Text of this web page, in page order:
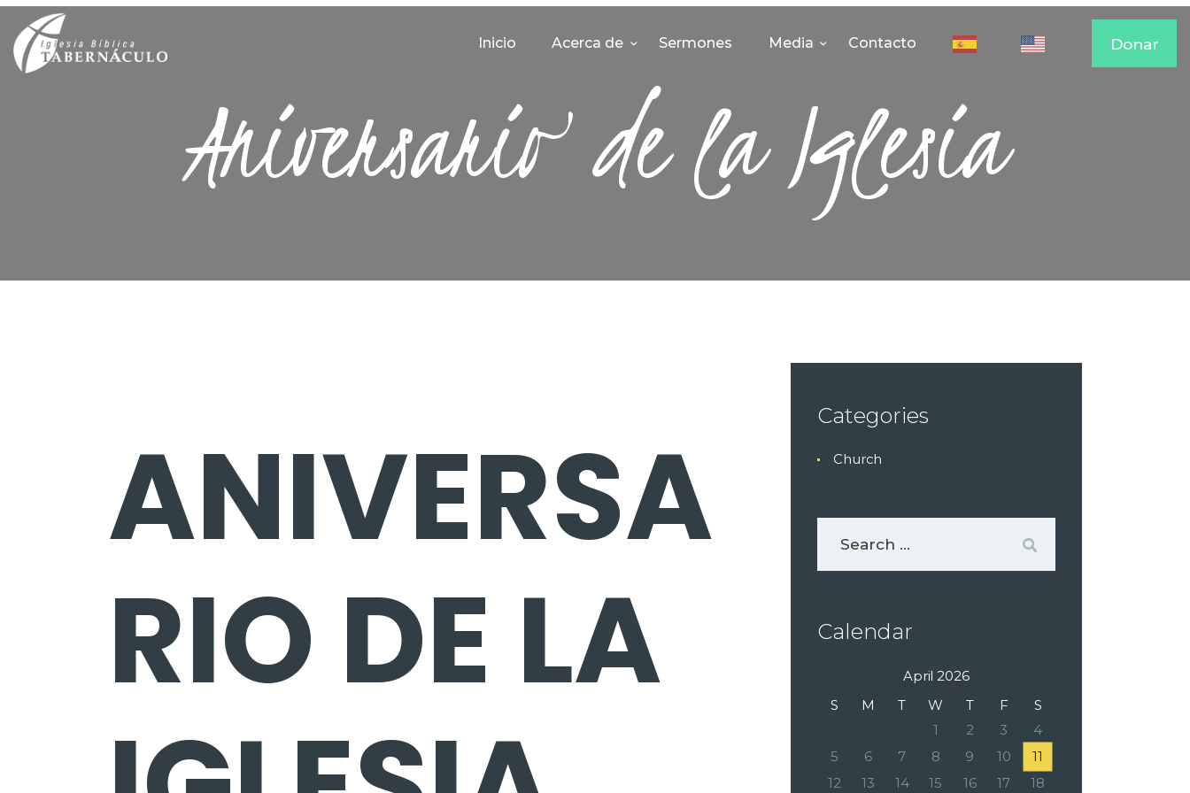
Inicio Acerca de Sermones Media Contacto Donar
Aniversario de la Iglesia
SERMONES
MEDIA
CONTACTO
ANIVERSA
RIO DE LA
Categories
Church
Calendar
April 2026
S
M T W T F
S
1
2 3
4
5
6 7 8 9 10
11
12
13 14 15 16 17
18